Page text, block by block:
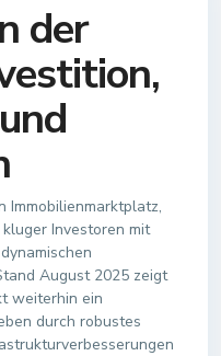
der
Immobilienmarktplatz,
Investoren mit
August 2025 zeigt
weiterhin ein
durch robustes